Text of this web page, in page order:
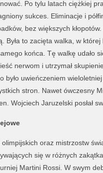
Po tylu latach ciężkiej
sukces. Eliminacje i
bez większych kłopotów.
Była to zacięta walka, w której
końca. Tę walkę udało
nerwom i utrzymał
było uwieńczeniem
stron. Nawet ówczesny
Wojciech Jaruzelski posłał
oraz mistrzostw
się w różnych
Martini Rossi. W swym